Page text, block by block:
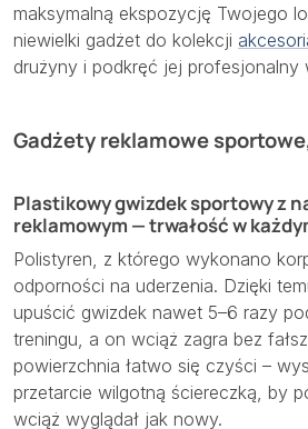
maksymalną ekspozycję Twojego
niewielki gadżet do kolekcji
drużyny i podkręć jej profesjonalny
Gadżety reklamowe
Plastikowy gwizdek sportowy z
reklamowym — trwałość w
Polistyren, z którego wykonano
odporności na uderzenia. Dzięki
upuścić gwizdek nawet 5–6 razy
treningu, a on wciąż zagra bez
powierzchnia łatwo się czyści –
przetarcie wilgotną ściereczką, by
wciąż wyglądał jak nowy.